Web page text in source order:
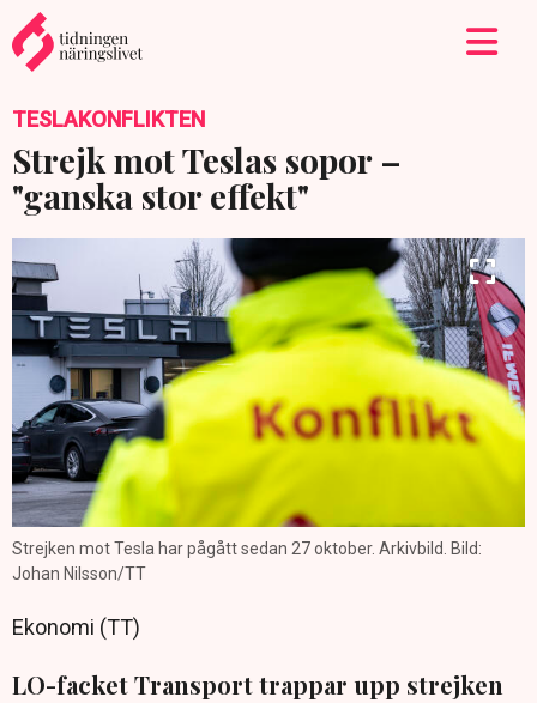
TESLAKONFLIKTEN
Strejk mot Teslas sopor –
"ganska stor effekt"
Strejken mot Tesla har pågått sedan 27 oktober. Arkivbild. Bild:
Johan Nilsson/TT
Ekonomi (TT)
LO-facket Transport trappar upp strejken